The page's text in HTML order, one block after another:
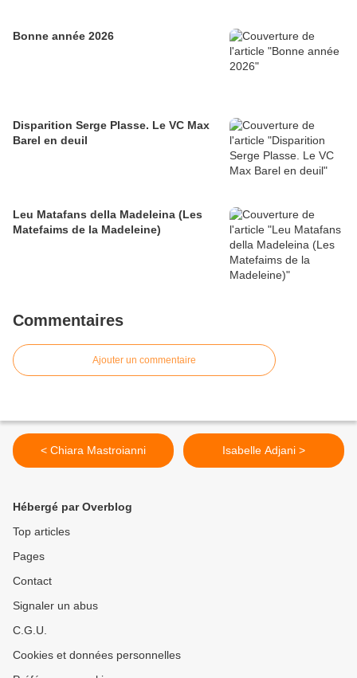
Bonne année 2026
Disparition Serge Plasse. Le VC Max
Barel en deuil
Leu Matafans della Madeleina (Les
Matefaims de la Madeleine)
Commentaires
Ajouter un commentaire
< Chiara Mastroianni Isabelle Adjani >
Hébergé par Overblog
Top articles
Pages
Contact
Signaler un abus
C.G.U.
Cookies et données personnelles